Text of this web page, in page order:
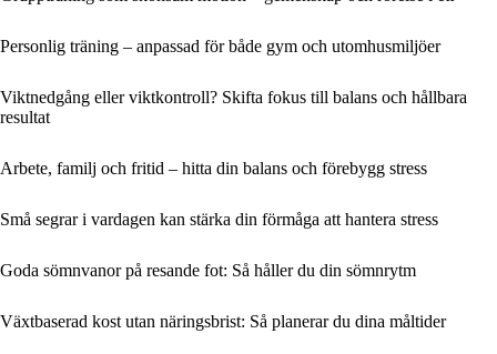
Personlig träning – anpassad för både gym och utomhusmiljöer
Viktnedgång eller viktkontroll? Skifta fokus till balans och hållbara
resultat
Arbete, familj och fritid – hitta din balans och förebygg stress
Små segrar i vardagen kan stärka din förmåga att hantera stress
Goda sömnvanor på resande fot: Så håller du din sömnrytm
Växtbaserad kost utan näringsbrist: Så planerar du dina måltider